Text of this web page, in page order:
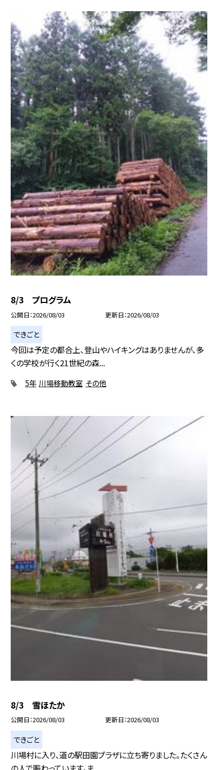
8/3 プログラム
公開日 2026/08/03 更新日 2026/08/03
できごと
今回は予定の都合上、登山やハイキングはありませんが、多
くの学校が行く21世紀の森...
5年 川場移動教室 その他
8/3 雪ほたか
公開日 2026/08/03 更新日 2026/08/03
できごと
川場村に入り、道の駅田園プラザに立ち寄りました。たくさん